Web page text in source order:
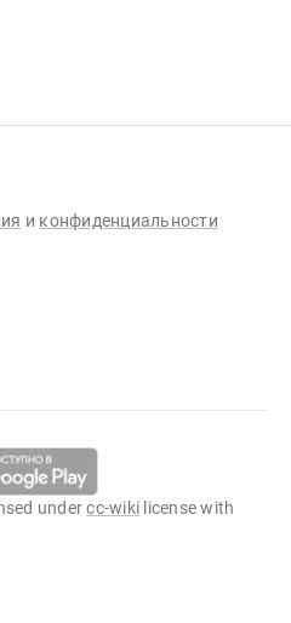
и конфиденциальности
undercc-wiki license with